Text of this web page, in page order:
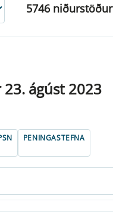
5746 niðurstöður
ágúst 2023
PENINGASTEFNA